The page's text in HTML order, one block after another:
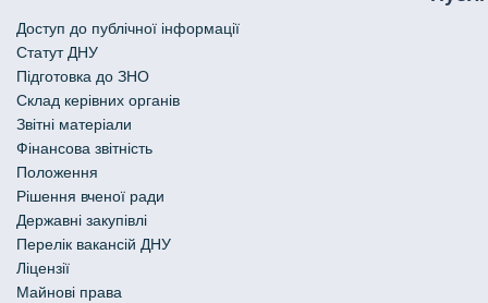
Доступ до публічної інформації
Статут ДНУ
Підготовка до ЗНО
Склад керівних органів
Звітні матеріали
Фінансова звітність
Положення
Рішення вченої ради
Державні закупівлі
Перелік вакансій ДНУ
Ліцензії
Майнові права